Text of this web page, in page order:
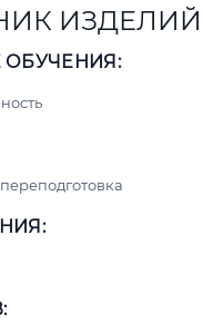
ОБУЧЕНИЯ: